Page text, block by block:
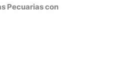
Pecuarias con